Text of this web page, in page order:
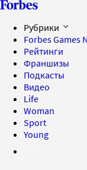
Рубрики
Forbes Games
Рейтинги
Франшизы
Подкасты
Видео
Life
Woman
Sport
Young